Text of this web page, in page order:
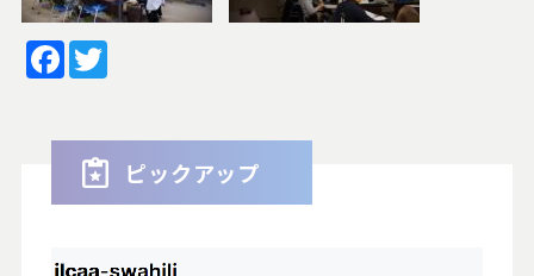
Facebook
Twitter
ピックアップ